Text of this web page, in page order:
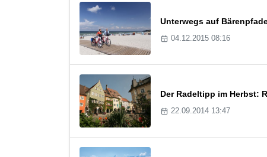
Unterwegs auf
04.12.2015 08:16
Der Radeltipp im Herbst:
22.09.2014 13:47